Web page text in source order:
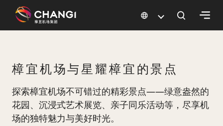
所
有
樟
宜
网
站:
樟宜机场与星耀樟宜的景点
探索樟宜机场不可错过的精彩景点——绿意盎然的
花园、沉浸式艺术展览、亲子同乐活动等，尽享机
场的独特魅力与美好时光。